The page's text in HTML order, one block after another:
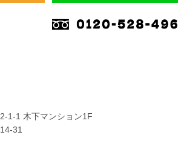
1-1 木下マンション1F
31